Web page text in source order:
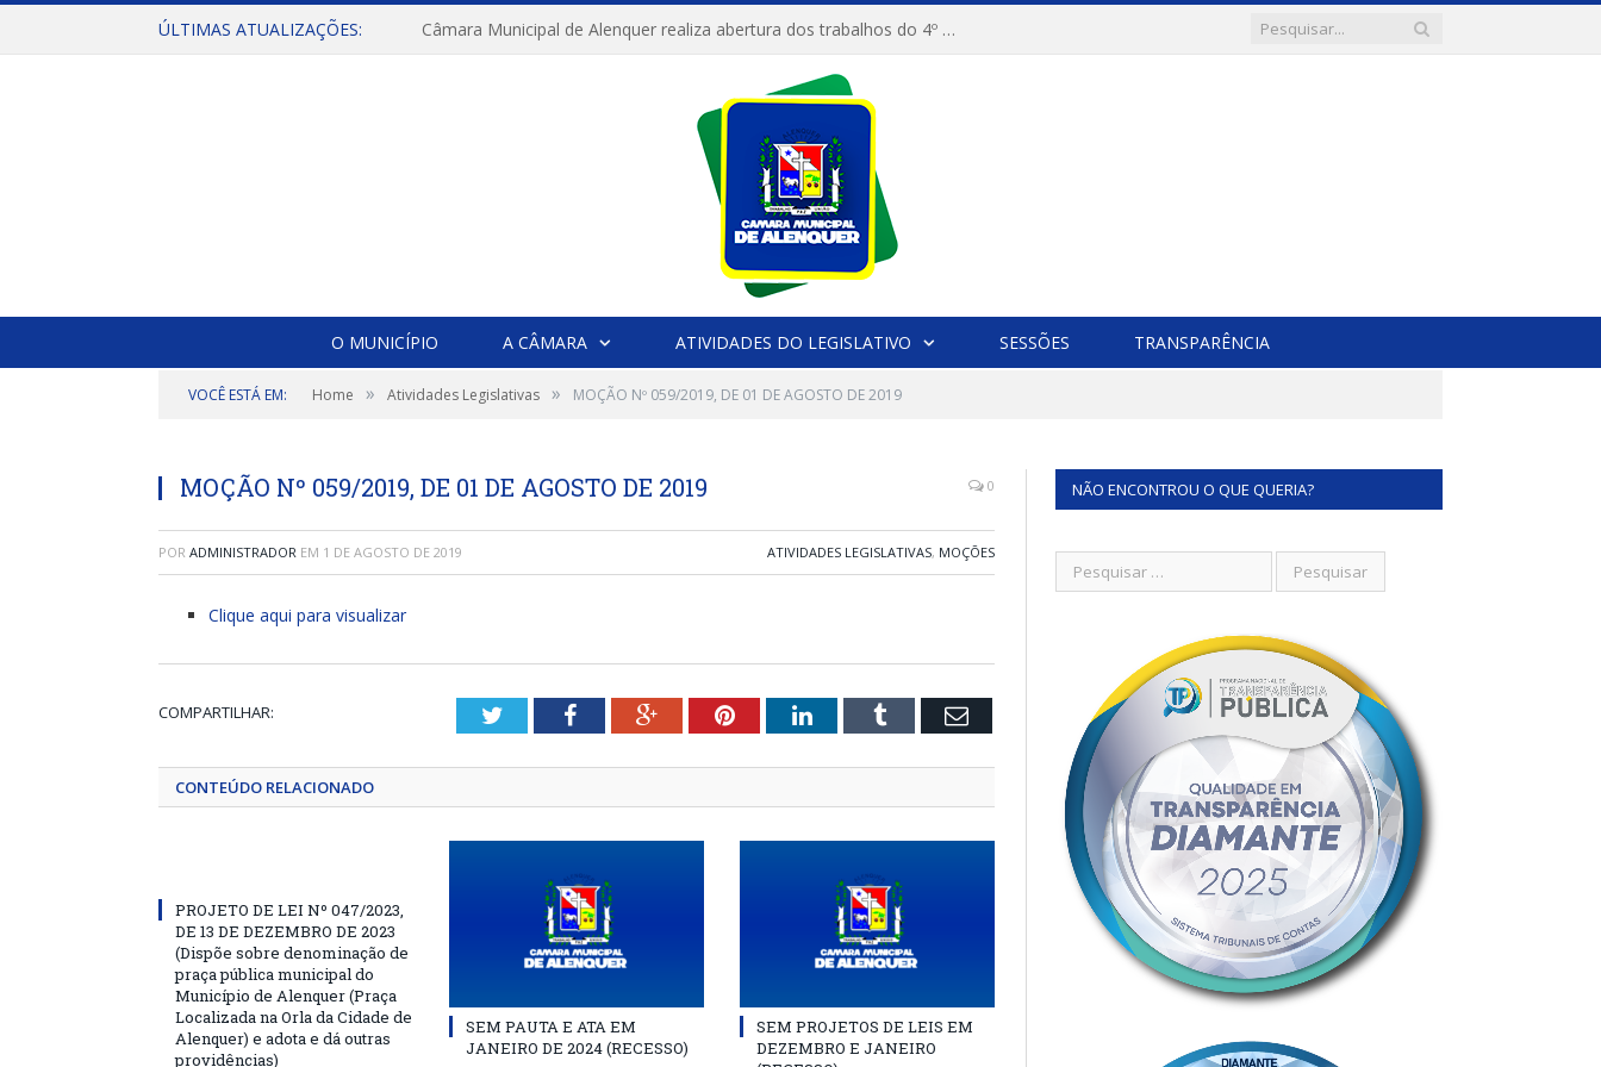
ÚLTIMAS ATUALIZAÇÕES: Câmara Municipal de Alenquer realiza abertura dos trabalhos do 4º Período Legislativo
O MUNICÍPIO A CÂMARA ATIVIDADES DO LEGISLATIVO SESSÕES TRANSPARÊNCIA
VOCÊ ESTÁ EM: Home » Atividades Legislativas » MOÇÃO Nº 059/2019, DE 01 DE AGOSTO DE 2019
MOÇÃO Nº 059/2019, DE 01 DE AGOSTO DE 2019 0
POR ADMINISTRADOR EM 1 DE AGOSTO DE 2019 ATIVIDADES LEGISLATIVAS, MOÇÕES
Clique aqui para visualizar
COMPARTILHAR: TwitterFacebookGoogle+PinterestLinkedInTumblr Email
CONTEÚDO RELACIONADO
PROJETO DE LEI Nº 047/2023,
DE 13 DE DEZEMBRO DE 2023
(Dispõe sobre denominação de
praça pública municipal do
Município de Alenquer (Praça
Localizada na Orla da Cidade de
Alenquer) e adota e dá outras
providências)
SEM PAUTA E ATA EM
JANEIRO DE 2024 (RECESSO)
SEM PROJETOS DE LEIS EM
DEZEMBRO E JANEIRO
NÃO ENCONTROU O QUE QUERIA?